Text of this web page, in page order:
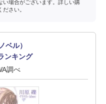
場合がございます。詳しい購
さい。
ベル）
ンキング
調べ